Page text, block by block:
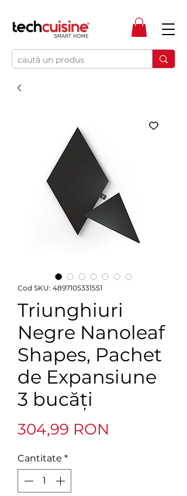
Cod SKU: 4897105331551
Triunghiuri
Negre Nanoleaf
Shapes, Pachet
de Expansiune
3 bucăți
304,99 RON
Cantitate *